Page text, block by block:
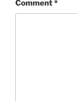
Comment*